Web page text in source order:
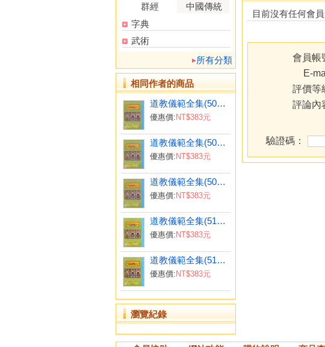
群經
中國傳統
字典
武術
所有分類
相同作者的商品
道教儀範全集(506)太上正乙法事科儀<嗣集七卷>宿啟.早.午.晚朝演道科
優惠價: NT$383元
道教儀範全集(507)太上正乙法事科儀<派集八卷>宿啟.捲簾.分燈.鳴金振玉科
優惠價: NT$383元
道教儀範全集(508)太上正乙法事科儀<全集九卷>請聖.亡請聖.清亡上供科
優惠價: NT$383元
道教儀範全集(510)太上正乙法事科儀<弟集十一卷>青玄午朝、羽化演道科
優惠價: NT$383元
道教儀範全集(511)太上正乙法事科儀<子集十二卷>土府午朝、清醮送聖、啟送十王科
優惠價: NT$383元
瀏覽紀錄
目前沒有任何會
會員帳
E-
評價等
評論內
驗證碼：